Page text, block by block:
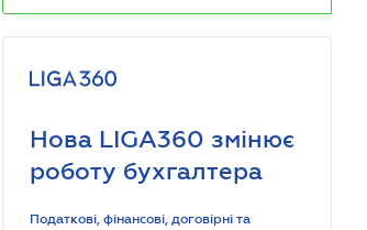
Нова LIGA360 змінює
роботу бухгалтера
Податкові, фінансові, договірні та